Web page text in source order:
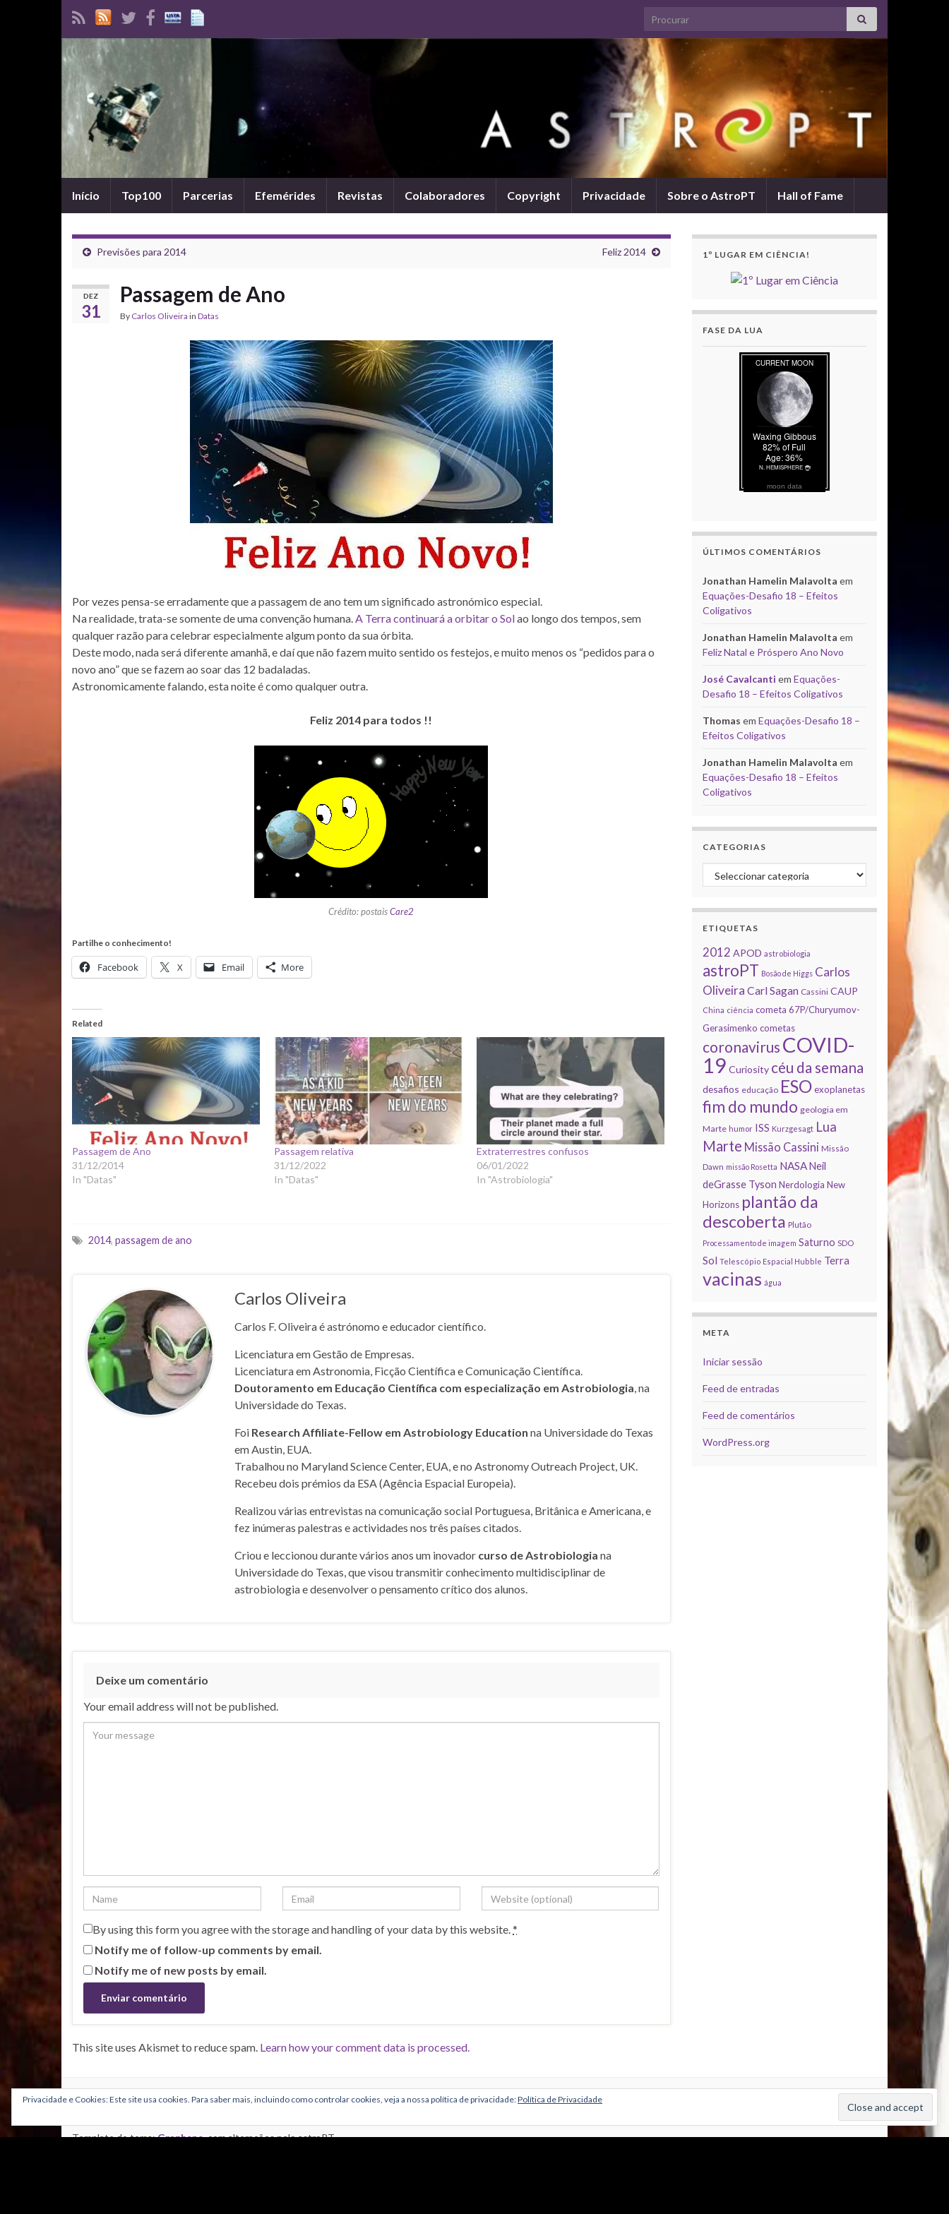
Search for:
Início Top100 Parcerias Efemérides Revistas Colaboradores Copyright Privacidade Sobre o AstroPT Hall of Fame
Previsões para 2014 Feliz 2014
DEZ
31
Passagem de Ano
By Carlos Oliveira in Datas
Por vezes pensa-se erradamente que a passagem de ano tem um significado astronómico especial.
Na realidade, trata-se somente de uma convenção humana.A Terra continuará a orbitar o Solao longo dos tempos, sem
qualquer razão para celebrar especialmente algum ponto da sua órbita.
Deste modo, nada será diferente amanhã, e daí que não fazem muito sentido os festejos, e muito menos os “pedidos para o
novo ano” que se fazem ao soar das 12 badaladas.
Astronomicamente falando, esta noite é como qualquer outra.
Feliz 2014 para todos !!
Crédito: postaisCare2
Partilhe o conhecimento!
Facebook X Email More
Related
Passagem de Ano
31/12/2014
In "Datas"
Passagem relativa
31/12/2022
In "Datas"
Extraterrestres confusos
06/01/2022
In "Astrobiologia"
2014, passagem de ano
Carlos Oliveira
Carlos F. Oliveira é astrónomo e educador científico.
Licenciatura em Gestão de Empresas.
Licenciatura em Astronomia, Ficção Científica e Comunicação Científica.
Doutoramento em Educação Científica com especialização em Astrobiologia, na
Universidade do Texas.
Foi Research Affiliate-Fellow em Astrobiology Education na Universidade do Texas
em Austin, EUA.
Trabalhou no Maryland Science Center, EUA, e no Astronomy Outreach Project, UK.
Recebeu dois prémios da ESA (Agência Espacial Europeia).
Realizou várias entrevistas na comunicação social Portuguesa, Britânica e Americana, e
fez inúmeras palestras e actividades nos três países citados.
Criou e leccionou durante vários anos um inovador curso de Astrobiologia na
Universidade do Texas, que visou transmitir conhecimento multidisciplinar de
astrobiologia e desenvolver o pensamento crítico dos alunos.
Deixe um comentário
Your email address will not be published.
By using this form you agree with the storage and handling of your data by this website.*
Notify me of follow-up comments by email.
Notify me of new posts by email.
This site uses Akismet to reduce spam. Learn how your comment data is processed.
1º LUGAR EM CIÊNCIA!
FASE DA LUA
moon data
ÚLTIMOS COMENTÁRIOS
Jonathan Hamelin Malavolta em
Equações-Desafio 18 – Efeitos
Coligativos
Jonathan Hamelin Malavolta em
Feliz Natal e Próspero Ano Novo
José Cavalcanti em Equações-
Desafio 18 – Efeitos Coligativos
Thomas em Equações-Desafio 18 –
Efeitos Coligativos
Jonathan Hamelin Malavolta em
Equações-Desafio 18 – Efeitos
Coligativos
CATEGORIAS
Categorias
ETIQUETAS
2012 APOD astrobiologia
astroPT Bosão de Higgs Carlos
Oliveira Carl Sagan Cassini CAUP
China ciência cometa 67P/Churyumov-
Gerasimenko cometas
coronavirus COVID-
19 Curiosity céu da semana
desafios educação ESO exoplanetas
fim do mundo geologia em
Marte humor ISS Kurzgesagt Lua
Marte Missão Cassini Missão
Dawn missão Rosetta NASA Neil
deGrasse Tyson Nerdologia New
Horizons plantão da
descoberta Plutão
Processamento de imagem Saturno SDO
Sol Telescópio Espacial Hubble Terra
vacinas água
META
Iniciar sessão
Feed de entradas
Feed de comentários
WordPress.org
CRÉDITOS
Template do tema:Graphene, com alterações pelo astroPT
Alojamento por Simbiose
Privacidade e Cookies: Este site usa cookies. Para saber mais, incluindo como controlar cookies, veja a nossa política de privacidade:Política de Privacidade